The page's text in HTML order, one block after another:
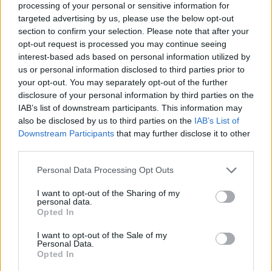
processing of your personal or sensitive information for
targeted advertising by us, please use the below opt-out
section to confirm your selection. Please note that after your
opt-out request is processed you may continue seeing
interest-based ads based on personal information utilized by
us or personal information disclosed to third parties prior to
your opt-out. You may separately opt-out of the further
disclosure of your personal information by third parties on the
IAB’s list of downstream participants. This information may
also be disclosed by us to third parties on the IAB’s List of
Downstream Participants that may further disclose it to other
Personal Data Processing Opt Outs
I want to opt-out of the Sharing of my
personal data.
Opted In
I want to opt-out of the Sale of my
Personal Data.
Opted In
Древен храм на почти 900 години
откриха под кафене за сладолед в
Полша
07.08.2026 / 16:00
Изкуствен интелект за първи път
създаде нови жизнеспособни вируси